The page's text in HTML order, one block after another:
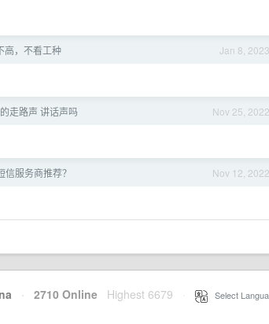
Jan 8, 2023
高，不看工种
Nov 25, 2022
走路声 讲话声吗
Nov 12, 2022
服务商推荐？
· 2710 Online Highest 6679 Select